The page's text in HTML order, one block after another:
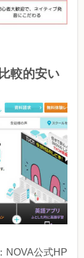
較的安い
NOVA公式HP